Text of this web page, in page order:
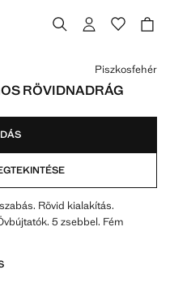
RÖVIDNADRÁG
Piszkosfehér
Rövid kialakítás.
5 zsebbel. Fém